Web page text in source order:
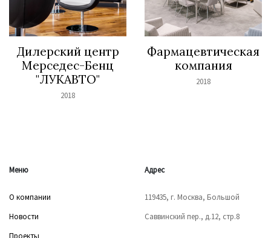
Дилерский центр
Мерседес-Бенц
"ЛУКАВТО"
2018
Фармацевтическая
компания
2018
Меню
О компании
Новости
Проекты
Адрес
119435, г. Москва, Большой
Саввинский пер., д.12, стр.8